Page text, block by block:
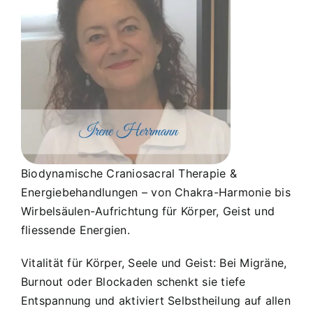
Biodynamische Craniosacral Therapie &
Energiebehandlungen – von Chakra-Harmonie bis
Wirbelsäulen-Aufrichtung für Körper, Geist und
fliessende Energien.
Vitalität für Körper, Seele und Geist: Bei Migräne,
Burnout oder Blockaden schenkt sie tiefe
Entspannung und aktiviert Selbstheilung auf allen